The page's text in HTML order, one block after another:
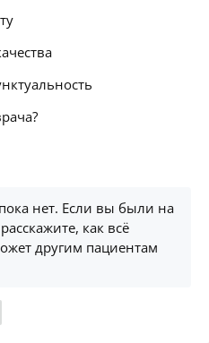
нет. Если вы были на
как всё
другим пациентам